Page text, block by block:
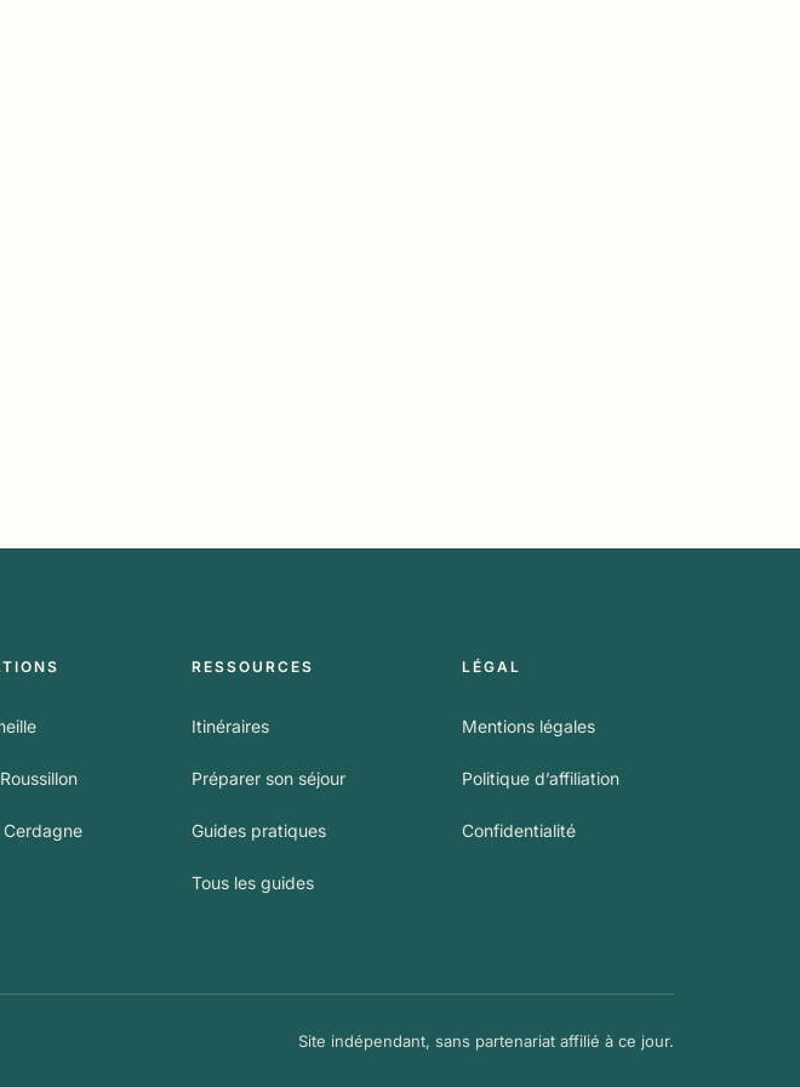
Cerdagne
RESSOURCES
Itinéraires
Préparer son séjour
Guides pratiques
Tous les guides
LÉGAL
Mentions légales
Politique d’affiliation
Confidentialité
Site indépendant, sans partenariat affilié à ce jour.